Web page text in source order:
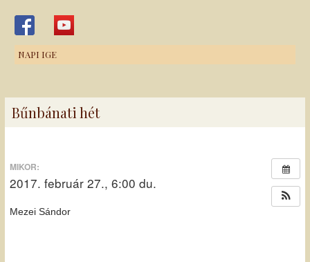
NAPI IGE
Bűnbánati hét
MIKOR:
2017. február 27., 6:00 du.
Mezei Sándor